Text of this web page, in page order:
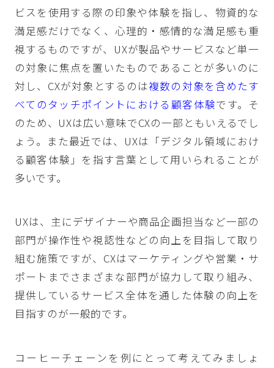
ビスを使用する際の印象や体験を指し、物資的な
満足感だけでなく、心理的・感情的な満足感も重
視するものですが、UXが製品やサービスなど単一
の対象に焦点を置いたものであることが多いのに
対し、CXが対象とするのは複数の対象を含めたす
べてのタッチポイントにおける顧客体験です。そ
のため、UXは広い意味でCXの一部ともいえるでし
ょう。また最近では、UXは「デジタル領域におけ
る顧客体験」を指す言葉として用いられることが
多いです。
UXは、主にデザイナーや商品企画担当など一部の
部門が操作性や視認性などの向上を目指して取り
組む施策ですが、CXはマーケティングや営業・サ
ポートまでさまざまな部門が協力して取り組み、
提供しているサービス全体を通した体験の向上を
目指すのが一般的です。
コーヒーチェーンを例にとって考えてみましょ